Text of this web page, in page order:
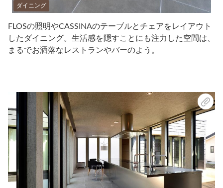
ダイニング
FLOSの照明やCASSINAのテーブルとチェアをレイアウト
したダイニング。生活感を隠すことにも注力した空間は、
まるでお洒落なレストランやバーのよう。